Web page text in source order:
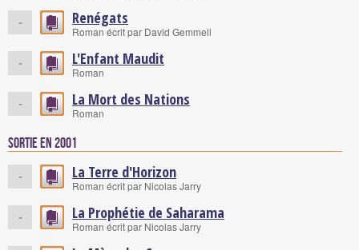
- Renégats
Roman écrit par David Gemmell
- L'Enfant Maudit
Roman
- La Mort des Nations
Roman
Sortie en 2001
- La Terre d'Horizon
Roman écrit par Nicolas Jarry
- La Prophétie de Saharama
Roman écrit par Nicolas Jarry